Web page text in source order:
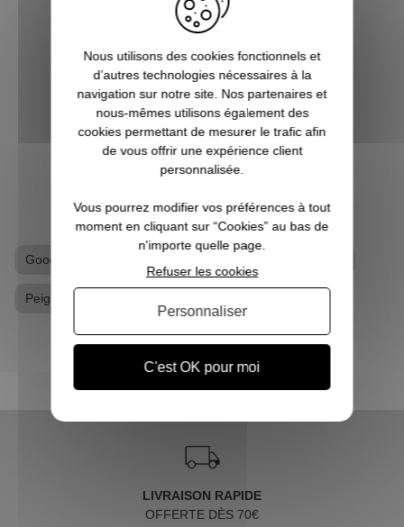
Harley Quinn fait partie des personnages
emblématiques de DC Comics. Associée
dans l'imaginaire collectif, elle a su prendre
une place prépondérante grâce à sa
personnalité charismatique mêlan...
VOIR L'ARTICLE
Goodies Batman
Peignoir Batman
LIVRAISON RAPIDE
OFFERTE DÈS 70€
Nous utilisons des cookies fonctionnels et
d’autres technologies nécessaires à la
navigation sur notre site. Nos partenaires et
nous-mêmes utilisons également des
cookies permettant de mesurer le trafic afin
de vous offrir une expérience client
personnalisée.
Vous pourrez modifier vos préférences à tout
moment en cliquant sur “Cookies” au bas de
n'importe quelle page.
C'est OK pour moi
Refuser les cookies
Personnaliser